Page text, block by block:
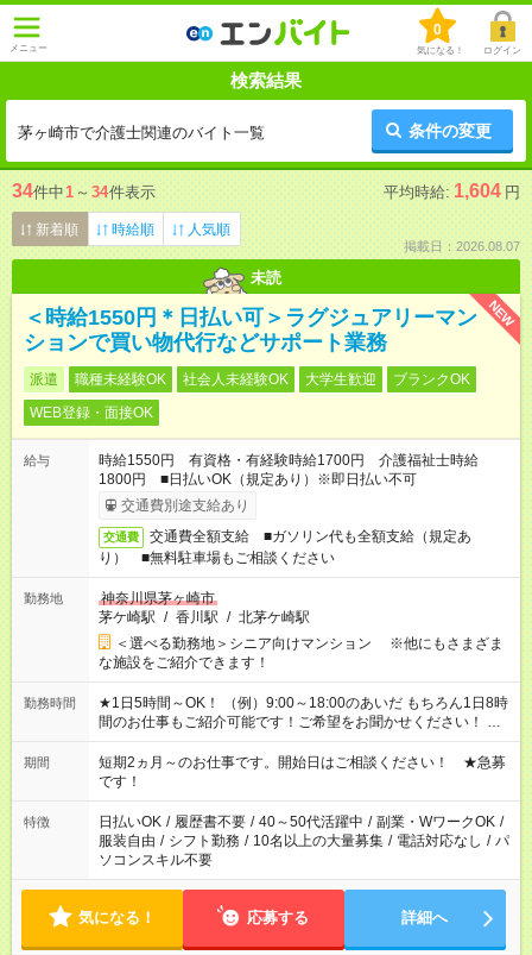
メニュー
0
気になる！ ログイン
検索結果
茅ヶ崎市で介護士関連のバイト一覧 条件の変更
34件中1 ～ 34件表示 平均時給: 1,604 円
新着順 時給順 人気順
掲載日：2026.08.07
未読
NEW
＜時給1550円＊日払い可＞ラグジュアリーマン
ションで買い物代行などサポート業務
派遣 職種未経験OK 社会人未経験OK 大学生歓迎
ブランクOK
WEB登録・面接OK
給与
時給1550円 有資格・有経験時給1700円 介護福祉士時給
1800円 ■日払いOK（規定あり）※即日払い不可
交通費別途支給あり
交通費
交通費全額支給 ■ガソリン代も全額支給（規定あ
り） ■無料駐車場もご相談ください
勤務地
神奈川県茅ヶ崎市
茅ケ崎駅 / 香川駅 / 北茅ケ崎駅
＜選べる勤務地＞シニア向けマンション ※他にもさまざま
な施設をご紹介できます！
勤務時間
★1日5時間～OK！ （例）9:00～18:00のあいだ もちろん1日8時
間のお仕事もご紹介可能です！ご希望をお聞かせください！ ★
家庭の都合でお休みが必要な場合も遠慮なくご相談ください。
※週最低15時間以上の勤務が必要です
期間
短期2ヵ月～のお仕事です。開始日はご相談ください！ ★急募
です！
特徴 日払いOK / 履歴書不要 / 40～50代活躍中 / 副業・WワークOK /
服装自由 / シフト勤務 / 10名以上の大量募集 / 電話対応なし / パ
ソコンスキル不要
気になる！ 応募する 詳細へ